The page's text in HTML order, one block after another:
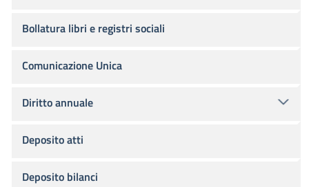
Bollatura libri e registri sociali
Comunicazione Unica
Diritto annuale
Deposito atti
Deposito bilanci